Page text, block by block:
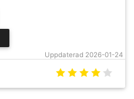
Uppdaterad 2026-01-24